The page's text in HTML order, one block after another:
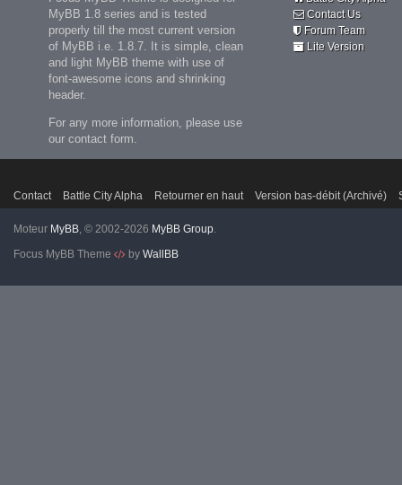
MyBB 1.8 series and is tested
properly till the most current version
of MyBB i.e. 1.8.7. It is simple, clean
and light MyBB theme with use of
font-awesome icons and shrinking
header.
For any more information, please use
our contact form.
Contact Us
Forum Team
Lite Version
Contact Battle City Alpha Retourner en haut Version bas-débit (Archivé)
Moteur MyBB, © 2002-2026 MyBB Group.
Focus MyBB Theme
by WallBB